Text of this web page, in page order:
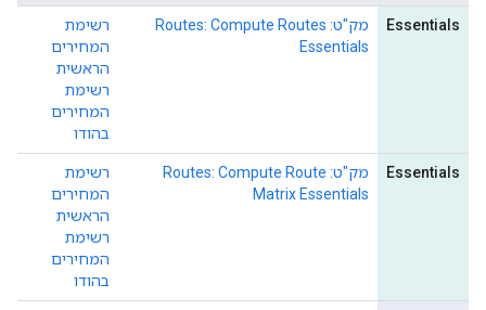
Essentials
מק"ט: Routes: Compute Routes
Essentials
רשימת
המחירים
הראשית
רשימת
המחירים
בהודו
Essentials
מק"ט: Routes: Compute Route
Matrix Essentials
רשימת
המחירים
הראשית
רשימת
המחירים
בהודו